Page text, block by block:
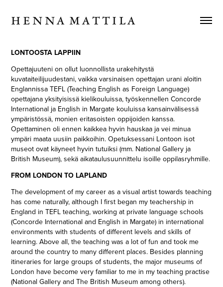
H E N N A  M A T T I L A
LONTOOSTA LAPPIIN
Opettajuuteni on ollut luonnollista urakehitystä
kuvataiteilijuudestani, vaikka varsinaisen opettajan urani aloitin
Englannissa TEFL (Teaching English as Foreign Language)
opettajana yksityisissä kielikouluissa, työskennellen Concorde
International ja English in Margate kouluissa kansainvälisessä
ympäristössä, monien eritasoisten oppijoiden kanssa.
Opettaminen oli ennen kaikkea hyvin hauskaa ja vei minua
ympäri maata uusiin paikkoihin. Opetuksessani Lontoon isot
museot ovat käyneet hyvin tutuiksi (mm. National Gallery ja
British Museum), sekä aikataulusuunnittelu isoille oppilasryhmille.
FROM LONDON TO LAPLAND
The development of my career as a visual artist towards teaching
has come naturally, although I first began my teachership in
England in TEFL teaching, working at private language schools
(Concorde International and English in Margate) in international
environments with students of different levels and skills of
learning. Above all, the teaching was a lot of fun and took me
around the country to many different places. Besides planning
itineraries for large groups of students, the major museums of
London have become very familiar to me in my teaching practise
(National Gallery and The British Museum among others).